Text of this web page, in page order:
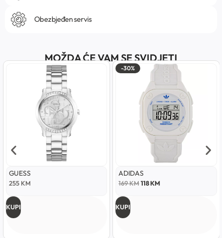
Obezbjeđen servis
MOŽDA ĆE VAM SE SVIDJETI
GUESS
255 KM
KUPI
-30%
ADIDAS
169KM 118KM
KUPI